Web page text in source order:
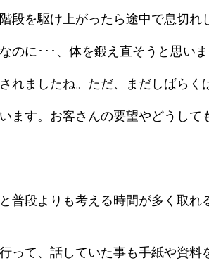
段を駆け上がったら途中で息切れ
に･･･、体を鍛え直そうと思いま
れましたね。ただ、まだしばらく
ます。お客さんの要望やどうし
普段よりも考える時間が多く取
って、話していた事も手紙や資